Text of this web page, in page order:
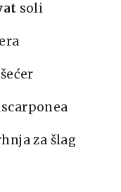
soli
za šlag